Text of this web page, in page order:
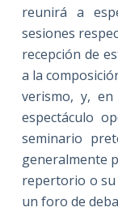
reunirá a
sesiones
recepción de
a la
verismo, y,
espectáculo
seminario
generalmente
repertorio o su
un foro de